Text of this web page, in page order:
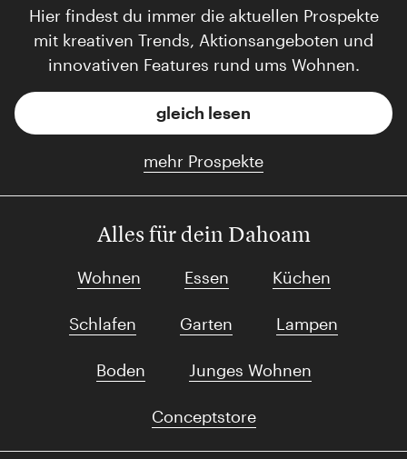
Hier findest du immer die aktuellen Prospekte
mit kreativen Trends, Aktionsangeboten und
innovativen Features rund ums Wohnen.
gleich lesen
mehr Prospekte
Alles für dein Dahoam
Wohnen Essen Küchen
Schlafen Garten Lampen
Boden Junges Wohnen
Conceptstore